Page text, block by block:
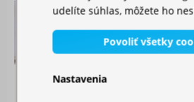
udelíte súhlas, môžete ho
Povoliť všetky
Nastavenia